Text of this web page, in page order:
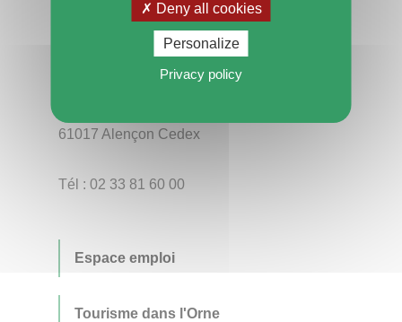
Conseil départemental de l'Orne
Hôtel du Département
61017 Alençon Cedex
Tél : 02 33 81 60 00
Espace emploi
Tourisme dans l'Orne
Deny all cookies
Personalize
Privacy policy